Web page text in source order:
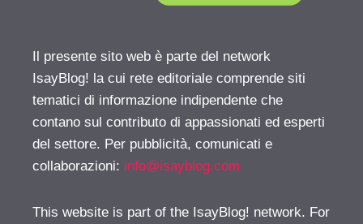
Il presente sito web è parte del network
IsayBlog! la cui rete editoriale comprende siti
tematici di informazione indipendente che
contano sul contributo di appassionati ed esperti
del settore. Per pubblicità, comunicati e
collaborazioni: info@isayblog.com
This website is part of the IsayBlog! network. For